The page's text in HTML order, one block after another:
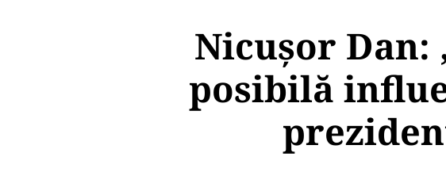
Nicușor
posibilă